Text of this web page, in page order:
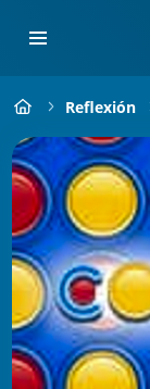
Reflexión